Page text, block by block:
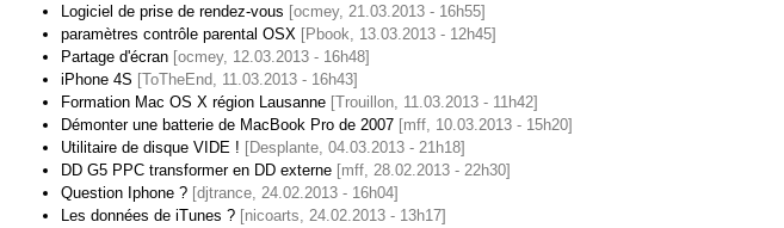
Logiciel de prise de rendez-vous [ocmey, 21.03.2013 - 16h55]
paramètres contrôle parental OSX [Pbook, 13.03.2013 - 12h45]
Partage d'écran [ocmey, 12.03.2013 - 16h48]
iPhone 4S [ToTheEnd, 11.03.2013 - 16h43]
Formation Mac OS X région Lausanne [Trouillon, 11.03.2013 - 11h42]
Démonter une batterie de MacBook Pro de 2007 [mff, 10.03.2013 - 15h20]
Utilitaire de disque VIDE ! [Desplante, 04.03.2013 - 21h18]
DD G5 PPC transformer en DD externe [mff, 28.02.2013 - 22h30]
Question Iphone ? [djtrance, 24.02.2013 - 16h04]
Les données de iTunes ? [nicoarts, 24.02.2013 - 13h17]